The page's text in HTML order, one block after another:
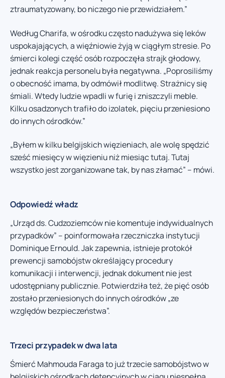
ztraumatyzowany, bo niczego nie przewidziałem.”
Według Charifa, w ośrodku często nadużywa się leków
uspokajających, a więźniowie żyją w ciągłym stresie. Po
śmierci kolegi część osób rozpoczęła strajk głodowy,
jednak reakcja personelu była negatywna. „Poprosiliśmy
o obecność imama, by odmówił modlitwę. Strażnicy się
śmiali. Wtedy ludzie wpadli w furię i zniszczyli meble.
Kilku osadzonych trafiło do izolatek, pięciu przeniesiono
do innych ośrodków.”
„Byłem w kilku belgijskich więzieniach, ale wolę spędzić
sześć miesięcy w więzieniu niż miesiąc tutaj. Tutaj
wszystko jest zorganizowane tak, by nas złamać” – mówi.
Odpowiedź władz
„Urząd ds. Cudzoziemców nie komentuje indywidualnych
przypadków” – poinformowała rzeczniczka instytucji
Dominique Ernould. Jak zapewnia, istnieje protokół
prewencji samobójstw określający procedury
komunikacji i interwencji, jednak dokument nie jest
udostępniany publicznie. Potwierdziła też, że pięć osób
zostało przeniesionych do innych ośrodków „ze
względów bezpieczeństwa”.
Trzeci przypadek w dwa lata
Śmierć Mahmouda Faraga to już trzecie samobójstwo w